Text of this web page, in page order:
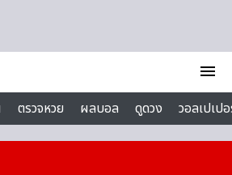
menu
ตรวจหวย ผลบอล ดูดวง
วอลเปเป